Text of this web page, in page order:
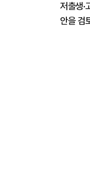
저출생·
안을 검